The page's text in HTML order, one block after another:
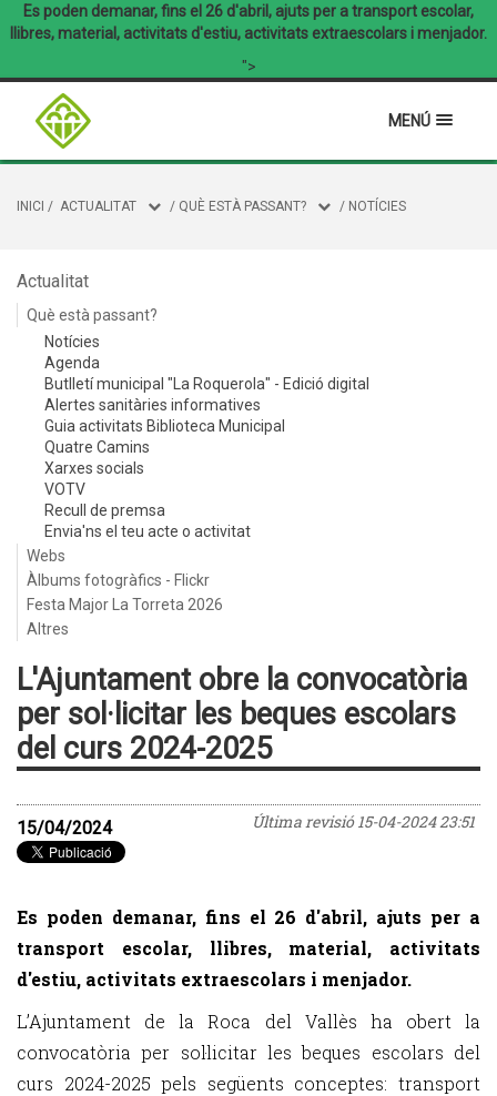
Es poden demanar, fins el 26 d'abril, ajuts per a transport escolar,
llibres, material, activitats d'estiu, activitats extraescolars i menjador.
">
MENÚ
INICI / ACTUALITAT / QUÈ ESTÀ PASSANT? / NOTÍCIES
Actualitat
Què està passant?
Notícies
Agenda
Butlletí municipal "La Roquerola" - Edició digital
Alertes sanitàries informatives
Guia activitats Biblioteca Municipal
Quatre Camins
Xarxes socials
VOTV
Recull de premsa
Envia'ns el teu acte o activitat
Webs
Àlbums fotogràfics - Flickr
Festa Major La Torreta 2026
Altres
L'Ajuntament obre la convocatòria
per sol·licitar les beques escolars
del curs 2024-2025
Última revisió15-04-2024 23:51
15/04/2024
Es poden demanar, fins el 26 d'abril, ajuts per a
transport escolar, llibres, material, activitats
d'estiu, activitats extraescolars i menjador.
L’Ajuntament de la Roca del Vallès ha obert la
convocatòria per sol·licitar les beques escolars del
curs 2024-2025 pels següents conceptes: transport